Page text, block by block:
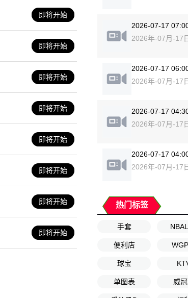
即将开始
即将开始
即将开始
即将开始
即将开始
即将开始
即将开始
即将开始
2026-07-17
2026年-07月-17
2026-07-17
2026年-07月-17
2026-07-17
2026年-07月-17
2026-07-17
2026年-07月-17
热门标签
手套
便利店
球宝
单图表 威